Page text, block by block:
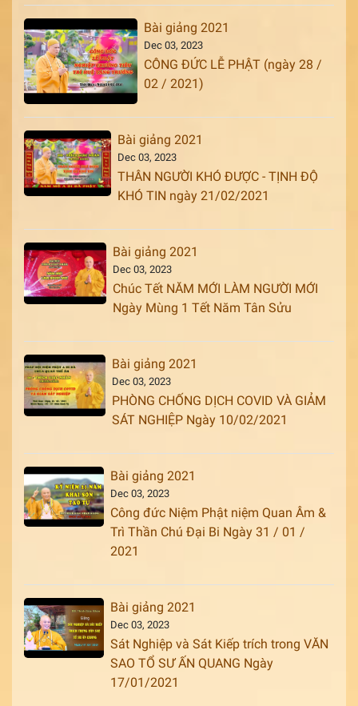
Bài giảng 2021
Dec 03, 2023
CÔNG ĐỨC LỄ PHẬT (ngày 28 /
02 / 2021)
Bài giảng 2021
Dec 03, 2023
THÂN NGƯỜI KHÓ ĐƯỢC - TỊNH ĐỘ
KHÓ TIN ngày 21/02/2021
Bài giảng 2021
Dec 03, 2023
Chúc Tết NĂM MỚI LÀM NGƯỜI MỚI
Ngày Mùng 1 Tết Năm Tân Sửu
Bài giảng 2021
Dec 03, 2023
PHÒNG CHỐNG DỊCH COVID VÀ GIẢM
SÁT NGHIỆP Ngày 10/02/2021
Bài giảng 2021
Dec 03, 2023
Công đức Niệm Phật niệm Quan Âm &
Trì Thần Chú Đại Bi Ngày 31 / 01 /
2021
Bài giảng 2021
Dec 03, 2023
Sát Nghiệp và Sát Kiếp trích trong VĂN
SAO TỔ SƯ ẤN QUANG Ngày
17/01/2021